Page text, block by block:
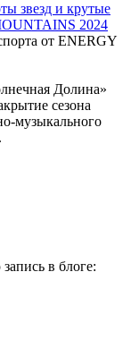
звезд и крутые
2024
от ENERGY
Долина»
сезона
музыкального
в блоге: